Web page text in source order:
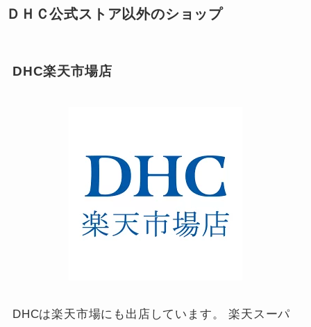
ＤＨＣ公式ストア以外のショップ
DHC楽天市場店
DHCは楽天市場にも出店しています。 楽天スーパ